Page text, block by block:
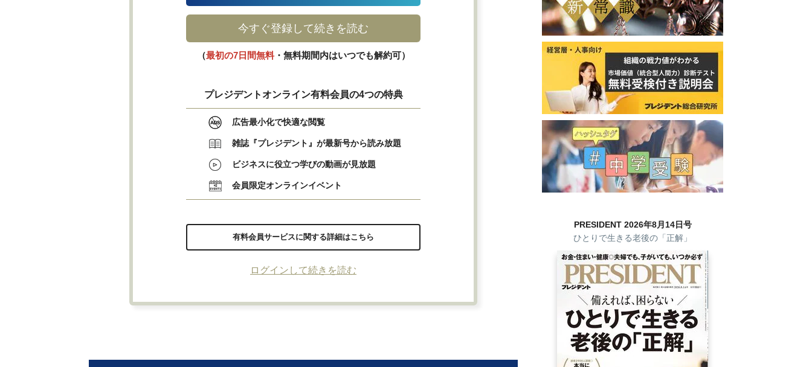
今すぐ登録して続きを読む
（最初の7日間無料・無料期間内はいつでも解約可）
プレジデントオンライン有料会員の4つの特典
広告最小化で快適な閲覧
雑誌『プレジデント』が最新号から読み放題
ビジネスに役立つ学びの動画が見放題
会員限定オンラインイベント
有料会員サービスに関する詳細はこちら
ログインして続きを読む
PRESIDENT 2026年8月14日号
ひとりで生きる老後の「正解」